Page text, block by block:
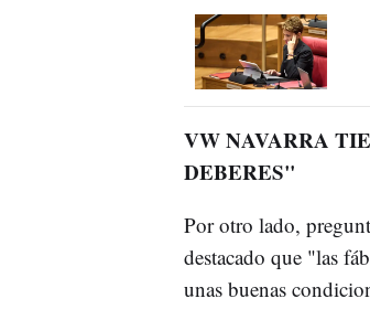
VW NAVARRA
DEBERES"
Por otro lado,
destacado que "las
unas buenas